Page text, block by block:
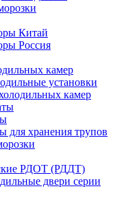
Китай
Россия
камер
установки
камер
для хранения трупов
РДОТ (РДДТ)
двери серии